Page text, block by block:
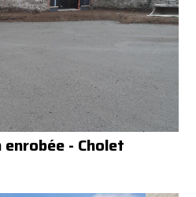
- Cholet